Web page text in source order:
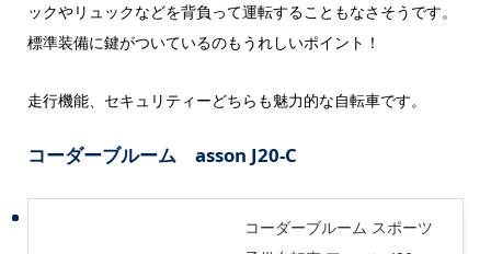
ックやリュックなどを背負って運転することもなさそうです。
標準装備に鍵がついているのもうれしいポイント！
走行機能、セキュリティーどちらも魅力的な自転車です。
コーダーブルーム asson J20-C
コーダーブルーム スポーツ